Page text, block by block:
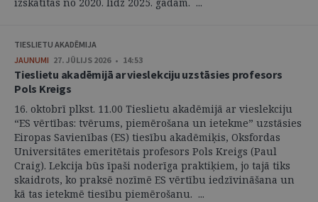
TIESLIETU AKADĒMIJA
JAUNUMI 27. JŪLIJS 2026 • 14:53
Tieslietu akadēmijā ar vieslekciju uzstāsies profesors
Pols Kreigs
16. oktobrī plkst. 11.00 Tieslietu akadēmijā ar vieslekciju
“ES vērtības: tvērums, piemērošana un ietekme” uzstāsies
Eiropas Savienības (ES) tiesību akadēmiķis, Oksfordas
Universitātes emeritētais profesors Pols Kreigs (Paul
Craig). Lekcija būs īpaši noderīga praktiķiem, jo tajā tiks
skaidrots, ko praksē nozīmē ES vērtību iedzīvināšana un
kā tas ietekmē tiesību piemērošanu. ...